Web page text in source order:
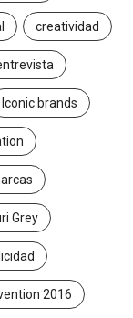
creatividad
Iconic brands
Grey
2016